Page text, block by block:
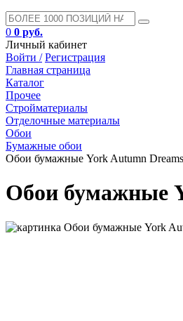
0 0 руб.
Личный кабинет
Войти / Регистрация
Главная страница
Каталог
Прочее
Стройматериалы
Отделочные материалы
Обои
Бумажные обои
Обои бумажные York Autumn
Обои бумажные